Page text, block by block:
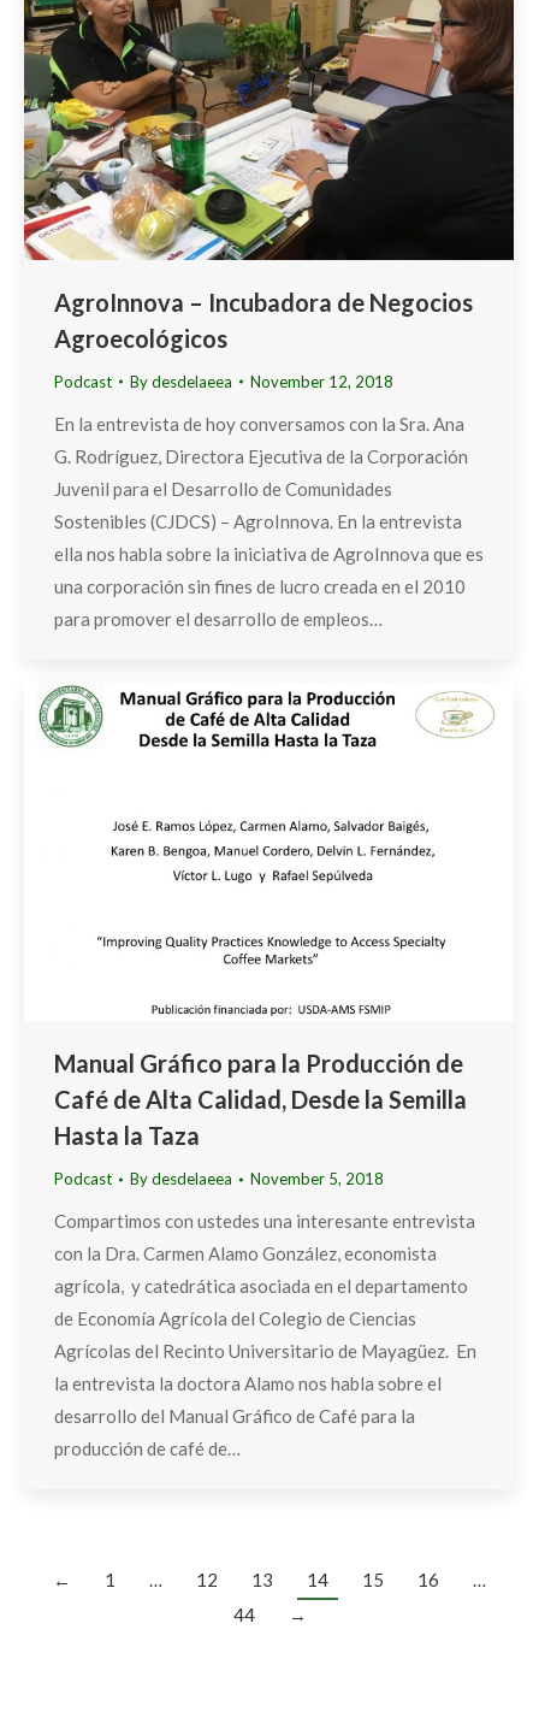
AgroInnova – Incubadora de Negocios
Agroecológicos
Podcast Bydesdelaeea November 12, 2018
En la entrevista de hoy conversamos con la Sra. Ana
G. Rodríguez, Directora Ejecutiva de la Corporación
Juvenil para el Desarrollo de Comunidades
Sostenibles (CJDCS) – AgroInnova. En la entrevista
ella nos habla sobre la iniciativa de AgroInnova que es
una corporación sin fines de lucro creada en el 2010
para promover el desarrollo de empleos…
Manual Gráfico para la Producción de
Café de Alta Calidad, Desde la Semilla
Hasta la Taza
Podcast Bydesdelaeea November 5, 2018
Compartimos con ustedes una interesante entrevista
con la Dra. Carmen Alamo González, economista
agrícola, y catedrática asociada en el departamento
de Economía Agrícola del Colegio de Ciencias
Agrícolas del Recinto Universitario de Mayagüez. En
la entrevista la doctora Alamo nos habla sobre el
desarrollo del Manual Gráfico de Café para la
producción de café de…
← 1 … 12 13 14 15 16
…
44
→